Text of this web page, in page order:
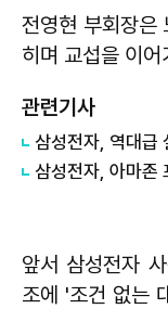
전영현 부회장은
히며 교섭을 이
관련기사
앞서 삼성전자
조에 '조건 없는